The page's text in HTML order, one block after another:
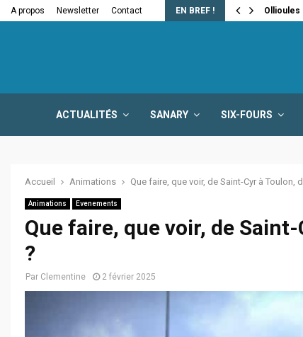
A propos Newsletter Contact EN BREF !
la fermeture… Ollioules
ACTUALITÉS SANARY SIX-FOURS
Accueil Animations Que faire, que voir, de Saint-Cyr à Toulon,
Animations Evenements
Que faire, que voir, de
?
Par Clementine 2 février 2025